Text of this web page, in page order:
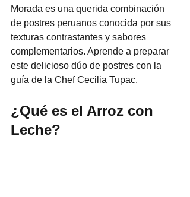
Morada es una querida combinación
de postres peruanos conocida por sus
texturas contrastantes y sabores
complementarios. Aprende a preparar
este delicioso dúo de postres con la
guía de la Chef Cecilia Tupac.
¿Qué es el Arroz con
Leche?